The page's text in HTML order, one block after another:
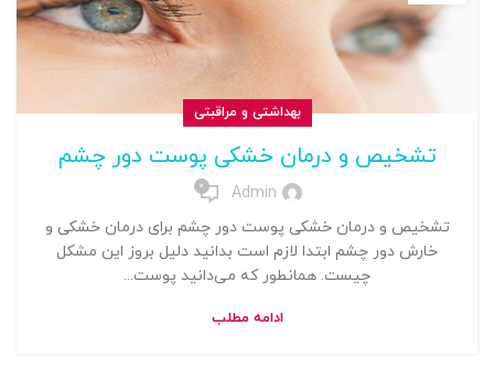
بهداشتی و مراقبتی
تشخیص و درمان خشکی پوست دور چشم
Admin
0
تشخیص و درمان خشکی پوست دور چشم برای درمان خشکی و
خارش دور چشم ابتدا لازم است بدانید دلیل بروز این مشکل
چیست. همانطور که می‌دانید پوست...
ادامه مطلب